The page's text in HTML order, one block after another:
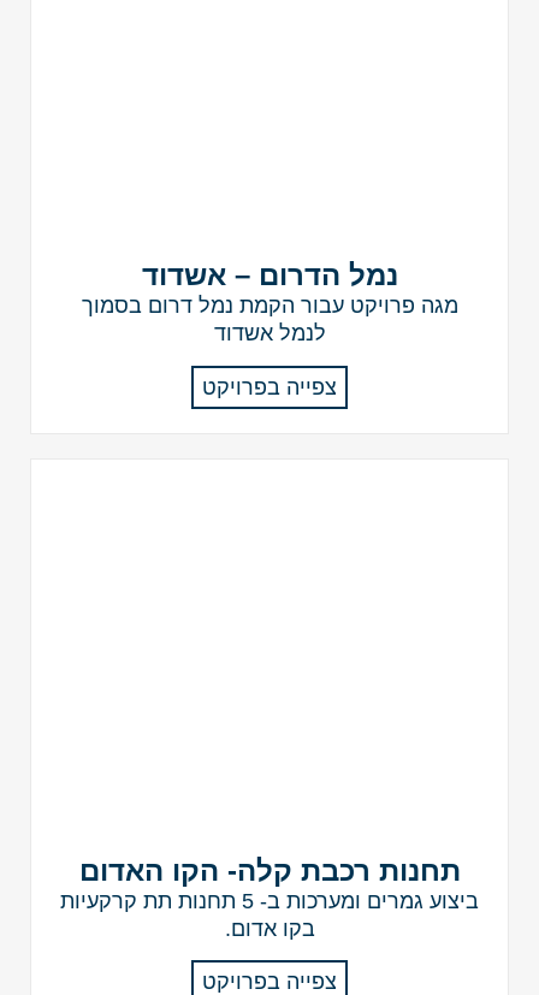
נמל הדרום – אשדוד
מגה פרויקט עבור הקמת נמל דרום בסמוך
לנמל אשדוד
צפייה בפרויקט
תחנות רכבת קלה- הקו האדום
ביצוע גמרים ומערכות ב- 5 תחנות תת קרקעיות
בקו אדום.
צפייה בפרויקט